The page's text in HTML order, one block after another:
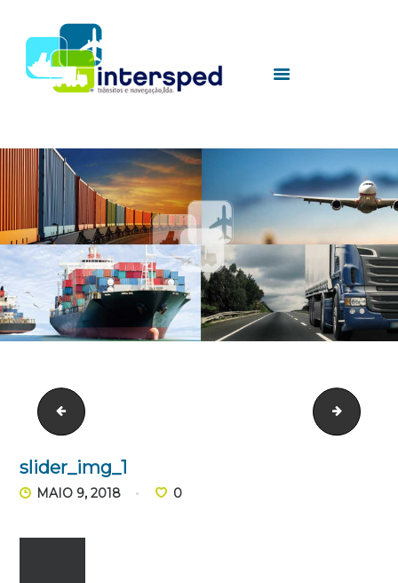
SOBRE NÓS
SERVIÇOS
UTILIDADES
CONTACTOS
slider_1_1
slider_img_1
MAIO 9, 2018 0